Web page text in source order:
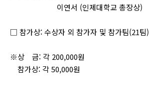
이연서 (인제대학교 총장상)
□ 참가상: 수상자 외 참가자 및 참가팀(21팀)
※상 금: 각 200,000원
참가상: 각 50,000원